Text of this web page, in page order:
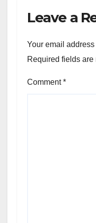
Leave a
Your email
Required fields are
Comment*